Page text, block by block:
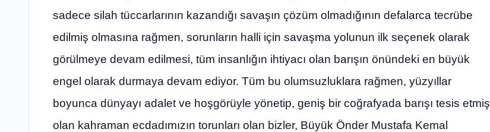
sadece silah tüccarlarının kazandığı savaşın çözüm olmadığının defalarca tecrübe
edilmiş olmasına rağmen, sorunların halli için savaşma yolunun ilk seçenek olarak
görülmeye devam edilmesi, tüm insanlığın ihtiyacı olan barışın önündeki en büyük
engel olarak durmaya devam ediyor. Tüm bu olumsuzluklara rağmen, yüzyıllar
boyunca dünyayı adalet ve hoşgörüyle yönetip, geniş bir coğrafyada barışı tesis etmiş
olan kahraman ecdadımızın torunları olan bizler, Büyük Önder Mustafa Kemal